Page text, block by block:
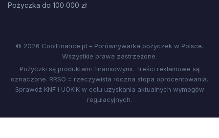
Pożyczka do 100 000 zł
© 2026 CoolFinance.pl – Porównywarka pożyczek w Polsce.
Wszystkie prawa zastrzeżone.
Pożyczki są produktami finansowymi. Treści reklamowe są
oznaczone. RRSO = rzeczywista roczna stopa oprocentowania.
Sprawdź KNF i UOKiK w celu uzyskania aktualnych wymogów
regulacyjnych.